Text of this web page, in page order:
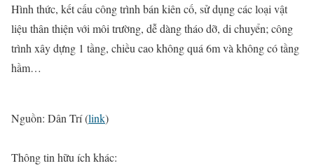
Hình thức, kết cấu công trình bán kiên cố, sử dụng các loại vật
liệu thân thiện với môi trường, dễ dàng tháo dỡ, di chuyển; công
trình xây dựng 1 tầng, chiều cao không quá 6m và không có tầng
hầm…
Nguồn: Dân Trí (link)
Thông tin hữu ích khác: